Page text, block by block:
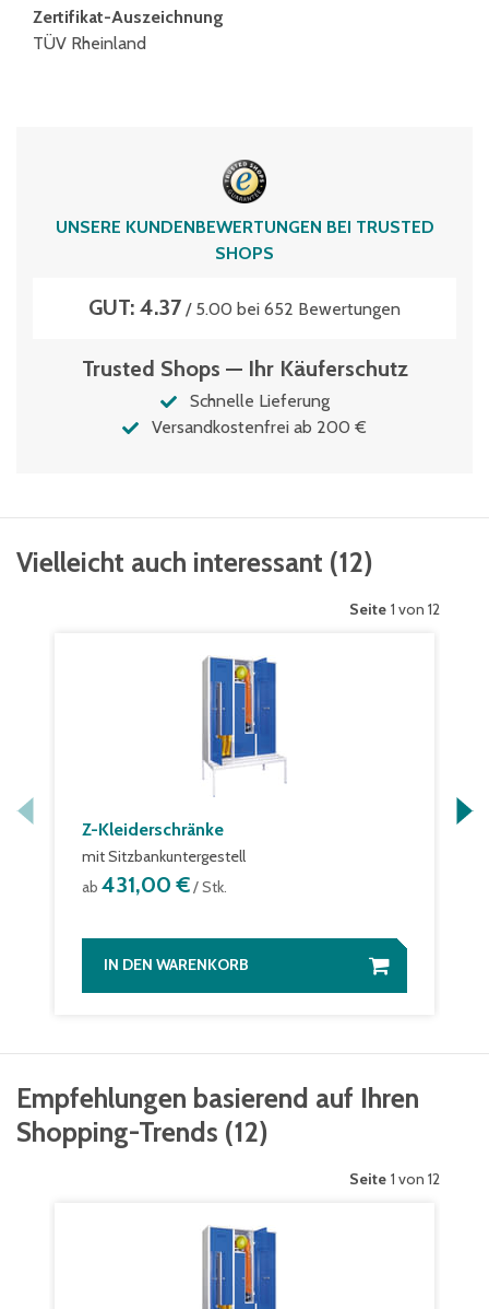
Zertifikat-Auszeichnung
TÜV Rheinland
UNSERE KUNDENBEWERTUNGEN BEI TRUSTED
SHOPS
GUT: 4.37 / 5.00 bei 652 Bewertungen
Trusted Shops — Ihr Käuferschutz
Schnelle Lieferung
Versandkostenfrei ab 200 €
Vielleicht auch interessant (12)
Seite 1 von 12
Z-Kleiderschränke
mit Sitzbankuntergestell
ab 431,00 €/ Stk.
IN DEN WARENKORB
Empfehlungen basierend auf Ihren
Shopping-Trends (12)
Seite 1 von 12